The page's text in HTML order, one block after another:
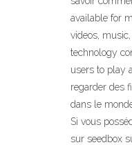
available for
videos,
technology
users to play
regarder des
dans le
Si vous
sur seedbox